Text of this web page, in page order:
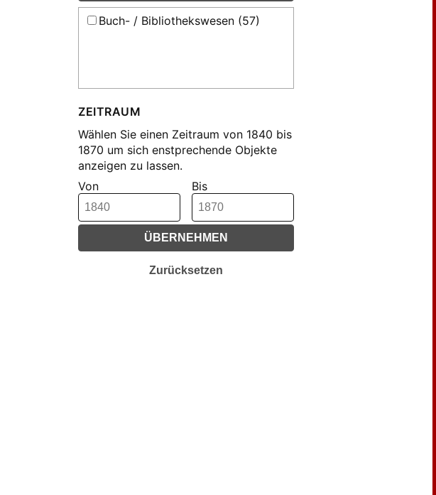
Buch- / Bibliothekswesen (57)
ZEITRAUM
Wählen Sie einen Zeitraum von 1840 bis
1870 um sich enstprechende Objekte
anzeigen zu lassen.
Von
Bis
ÜBERNEHMEN
Zurücksetzen